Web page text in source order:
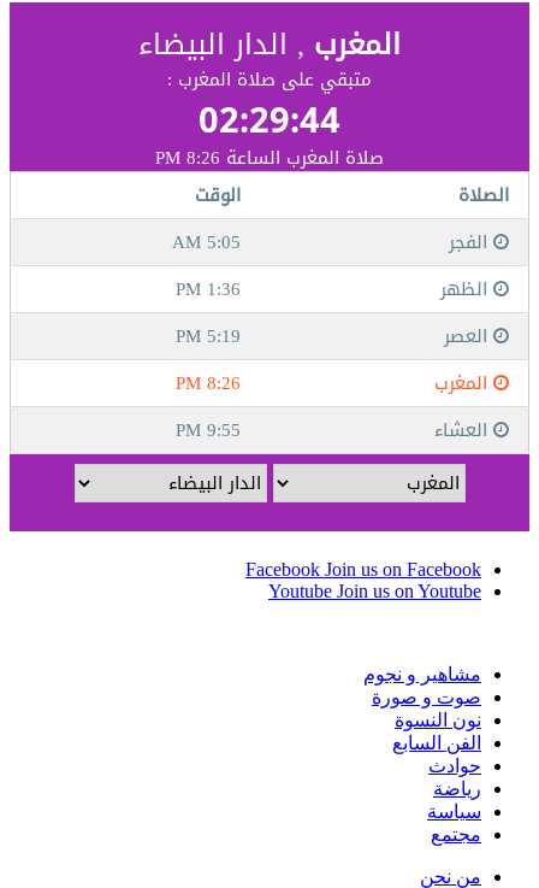
Facebook Join us on Facebook
Youtube Join us on Youtube
مشاهير و نجوم
صوت و صورة
نون النسوة
الفن السابع
حوادث
رياضة
سياسة
مجتمع
من نحن